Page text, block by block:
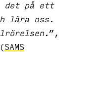
det på ett
lära oss.
”,
SAMS